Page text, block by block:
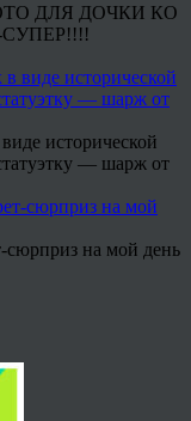
ДЛЯ ДОЧКИ КО
исторической
— шарж от
сюрприз на мой день